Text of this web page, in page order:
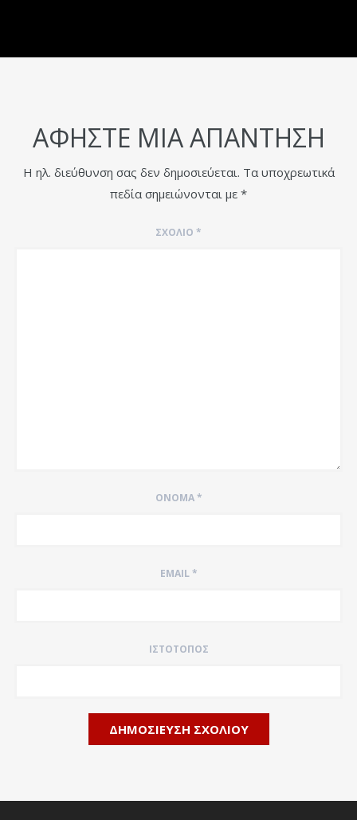
ΑΦΉΣΤΕ ΜΙΑ ΑΠΆΝΤΗΣΗ
Η ηλ. διεύθυνση σας δεν δημοσιεύεται. Τα υποχρεωτικά
πεδία σημειώνονται με *
ΣΧΌΛΙΟ *
ΌΝΟΜΑ*
EMAIL*
ΙΣΤΌΤΟΠΟΣ